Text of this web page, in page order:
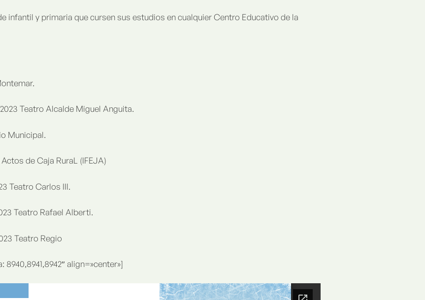
infantil y primaria que cursen sus estudios en cualquier Centro Educativo de la
Teatro Alcalde Miguel Anguita.
Municipal.
de Caja RuraL (IFEJA)
Teatro Carlos III.
Teatro Rafael Alberti.
Teatro Regio
align=»center»]